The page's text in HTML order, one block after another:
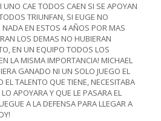
UNO CAE TODOS CAEN SI SE APOYAN
TRIUNFAN, SI EUGE NO
NADA EN ESTOS 4 AÑOS POR MAS
LOS DEMAS NO HUBIERAN
EN UN EQUIPO TODOS LOS
LA MISMA IMPORTANCIA! MICHAEL
GANADO NI UN SOLO JUEGO EL
EL TALENTO QUE TIENE, NECESITABA
APOYARA Y QUE LE PASARA EL
A LA DEFENSA PARA LLEGAR A